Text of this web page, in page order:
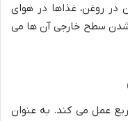
روغن، غذاها در هوای
شدن سطح خارجی آن ها می
سریع عمل می کند. به عنوان